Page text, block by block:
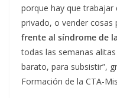
porque hay que
privado, o vender cosas
frente al síndrome de
todas las semanas
barato, para subsistir”,
Formación de la CTA-